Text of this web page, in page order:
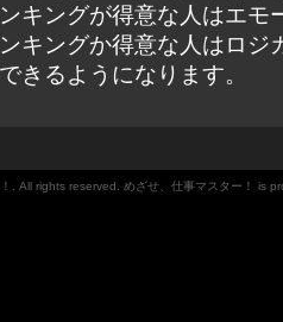
キングが得意な人はエモ
キングか得意な人はロジ
きるようになります。
. All rights reserved. めざせ、仕事マスター！ is